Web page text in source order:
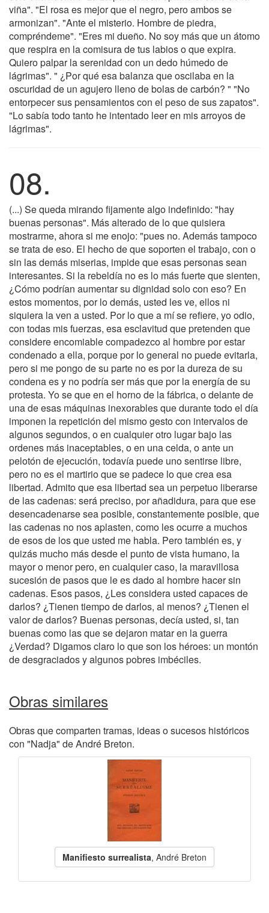
viña". "El rosa es mejor que el negro, pero ambos se
armonizan". "Ante el misterio. Hombre de piedra,
compréndeme". "Eres mi dueño. No soy más que un átomo
que respira en la comisura de tus labios o que expira.
Quiero palpar la serenidad con un dedo húmedo de
lágrimas". " ¿Por qué esa balanza que oscilaba en la
oscuridad de un agujero lleno de bolas de carbón? " "No
entorpecer sus pensamientos con el peso de sus zapatos".
"Lo sabía todo tanto he intentado leer en mis arroyos de
lágrimas".
08.
(...) Se queda mirando fijamente algo indefinido: "hay
buenas personas". Más alterado de lo que quisiera
mostrarme, ahora si me enojo: "pues no. Además tampoco
se trata de eso. El hecho de que soporten el trabajo, con o
sin las demás miserias, impide que esas personas sean
interesantes. Si la rebeldía no es lo más fuerte que sienten,
¿Cómo podrían aumentar su dignidad solo con eso? En
estos momentos, por lo demás, usted les ve, ellos ni
siquiera la ven a usted. Por lo que a mí se refiere, yo odio,
con todas mis fuerzas, esa esclavitud que pretenden que
considere encomiable compadezco al hombre por estar
condenado a ella, porque por lo general no puede evitarla,
pero si me pongo de su parte no es por la dureza de su
condena es y no podría ser más que por la energía de su
protesta. Yo se que en el horno de la fábrica, o delante de
una de esas máquinas inexorables que durante todo el día
imponen la repetición del mismo gesto con intervalos de
algunos segundos, o en cualquier otro lugar bajo las
ordenes más inaceptables, o en una celda, o ante un
pelotón de ejecución, todavía puede uno sentirse libre,
pero no es el martirio que se padece lo que crea esa
libertad. Admito que esa libertad sea un perpetuo liberarse
de las cadenas: será preciso, por añadidura, para que ese
desencadenarse sea posible, constantemente posible, que
las cadenas no nos aplasten, como les ocurre a muchos
de esos de los que usted me habla. Pero también es, y
quizás mucho más desde el punto de vista humano, la
mayor o menor pero, en cualquier caso, la maravillosa
sucesión de pasos que le es dado al hombre hacer sin
cadenas. Esos pasos, ¿Les considera usted capaces de
darlos? ¿Tienen tiempo de darlos, al menos? ¿Tienen el
valor de darlos? Buenas personas, decía usted, si, tan
buenas como las que se dejaron matar en la guerra
¿Verdad? Digamos claro lo que son los héroes: un montón
de desgraciados y algunos pobres imbéciles.
Obras similares
Obras que comparten tramas, ideas o sucesos históricos
con "Nadja" de André Breton.
Manifiesto surrealista, André Breton